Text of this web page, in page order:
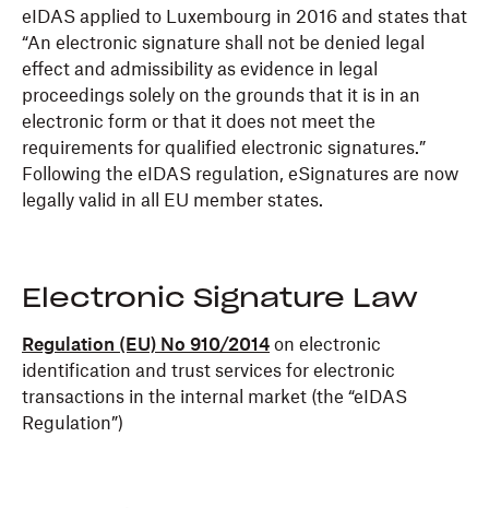
eIDAS applied to Luxembourg in 2016 and states that
“An electronic signature shall not be denied legal
effect and admissibility as evidence in legal
proceedings solely on the grounds that it is in an
electronic form or that it does not meet the
requirements for qualified electronic signatures.”
Following the eIDAS regulation, eSignatures are now
legally valid in all EU member states.
Electronic Signature Law
Regulation (EU) No 910/2014 on electronic
identification and trust services for electronic
transactions in the internal market (the “eIDAS
Regulation”)